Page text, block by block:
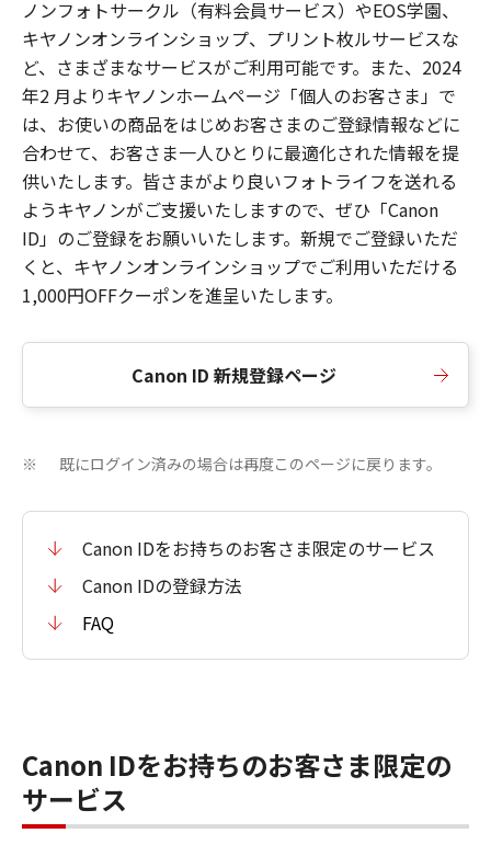
ノンフォトサークル（有料会員サービス）やEOS学園、
キヤノンオンラインショップ、プリント枚ルサービスな
ど、さまざまなサービスがご利用可能です。また、2024
年2 月よりキヤノンホームページ「個人のお客さま」で
は、お使いの商品をはじめお客さまのご登録情報などに
合わせて、お客さま一人ひとりに最適化された情報を提
供いたします。皆さまがより良いフォトライフを送れる
ようキヤノンがご支援いたしますので、ぜひ「Canon
ID」のご登録をお願いいたします。新規でご登録いただ
くと、キヤノンオンラインショップでご利用いただける
1,000円OFFクーポンを進呈いたします。
Canon ID 新規登録ページ
※ 既にログイン済みの場合は再度このページに戻ります。
Canon IDをお持ちのお客さま限定のサービス
Canon IDの登録方法
FAQ
Canon IDをお持ちのお客さま限定の
サービス